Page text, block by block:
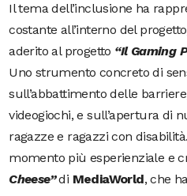
Il tema dell’inclusione ha
costante all’interno del
aderito al progetto “Il Gaming
Uno strumento concreto di
sull’abbattimento delle
videogiochi, e sull’apertura di
ragazze e ragazzi con
momento più esperienziale e
Cheese”di MediaWorld, che